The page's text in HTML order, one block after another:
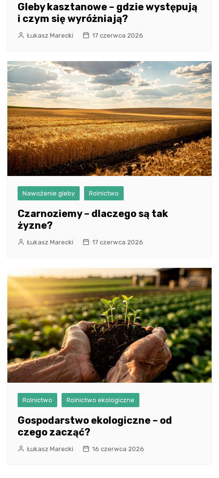
Gleby kasztanowe – gdzie występują
i czym się wyróżniają?
Łukasz Marecki 17 czerwca 2026
Nawożenie gleby Rolnictwo
Czarnoziemy – dlaczego są tak
żyzne?
Łukasz Marecki 17 czerwca 2026
Rolnictwo Rolnictwo ekologiczne
Gospodarstwo ekologiczne – od
czego zacząć?
Łukasz Marecki 16 czerwca 2026